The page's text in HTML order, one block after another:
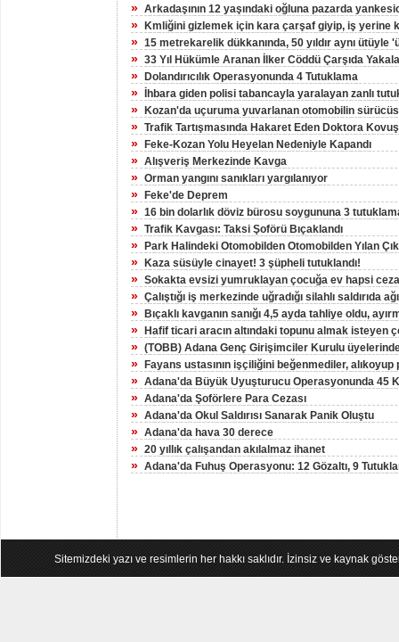
» Arkadaşının 12 yaşındaki oğluna pazarda
» Kmliğini gizlemek için kara çarşaf giyip, iş yerine
» 15 metrekarelik dükkanında, 50 yıldır aynı ütüyle
» 33 Yıl Hükümle Aranan İlker Cöddü Çarşıda
» Dolandırıcılık Operasyonunda 4 Tutuklama
» İhbara giden polisi tabancayla yaralayan zanlı
» Kozan'da uçuruma yuvarlanan otomobilin
» Trafik Tartışmasında Hakaret Eden Doktora
» Feke-Kozan Yolu Heyelan Nedeniyle Kapandı
» Alışveriş Merkezinde Kavga
» Orman yangını sanıkları yargılanıyor
» Feke'de Deprem
» 16 bin dolarlık döviz bürosu soygununa 3
» Trafik Kavgası: Taksi Şoförü Bıçaklandı
» Park Halindeki Otomobilden Otomobilden Yılan
» Kaza süsüyle cinayet! 3 şüpheli tutuklandı!
» Sokakta evsizi yumruklayan çocuğa ev hapsi
» Çalıştığı iş merkezinde uğradığı silahlı saldırıda
» Bıçaklı kavganın sanığı 4,5 ayda tahliye oldu,
» Hafif ticari aracın altındaki topunu almak isteyen
» (TOBB) Adana Genç Girişimciler Kurulu
» Fayans ustasının işçiliğini beğenmediler, alıkoyup
» Adana'da Büyük Uyuşturucu Operasyonunda 45
» Adana'da Şoförlere Para Cezası
» Adana'da Okul Saldırısı Sanarak Panik Oluştu
» Adana'da hava 30 derece
» 20 yıllık çalışandan akılalmaz ihanet
» Adana'da Fuhuş Operasyonu: 12 Gözaltı, 9
Sitemizdeki yazı ve resimlerin her hakkı saklıdır. İzinsiz ve kaynak